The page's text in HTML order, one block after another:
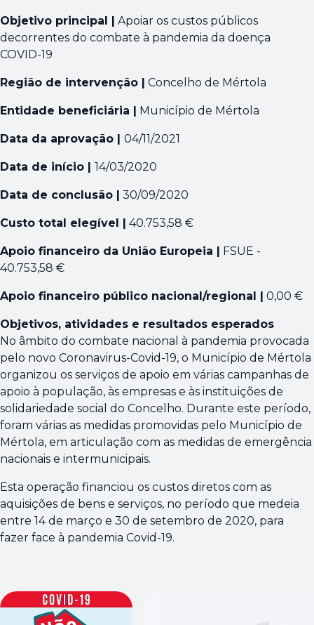
Objetivo principal | Apoiar os custos públicos
decorrentes do combate à pandemia da doença
COVID-19
Região de intervenção | Concelho de Mértola
Entidade beneficiária | Município de Mértola
Data da aprovação | 04/11/2021
Data de início | 14/03/2020
Data de conclusão | 30/09/2020
Custo total elegível | 40.753,58 €
Apoio financeiro da União Europeia | FSUE -
40.753,58 €
Apoio financeiro público nacional/regional | 0,00 €
Objetivos, atividades e resultados esperados
No âmbito do combate nacional à pandemia provocada
pelo novo Coronavirus-Covid-19, o Município de Mértola
organizou os serviços de apoio em várias campanhas de
apoio à população, às empresas e às instituições de
solidariedade social do Concelho. Durante este período,
foram várias as medidas promovidas pelo Município de
Mértola, em articulação com as medidas de emergência
nacionais e intermunicipais.
Esta operação financiou os custos diretos com as
aquisições de bens e serviços, no período que medeia
entre 14 de março e 30 de setembro de 2020, para
fazer face à pandemia Covid-19.